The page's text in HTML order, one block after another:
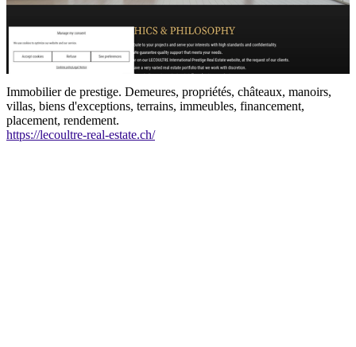
Immobilier de prestige. Demeures, propriétés, châteaux, manoirs,
villas, biens d'exceptions, terrains, immeubles, financement,
placement, rendement.
https://lecoultre-real-estate.ch/